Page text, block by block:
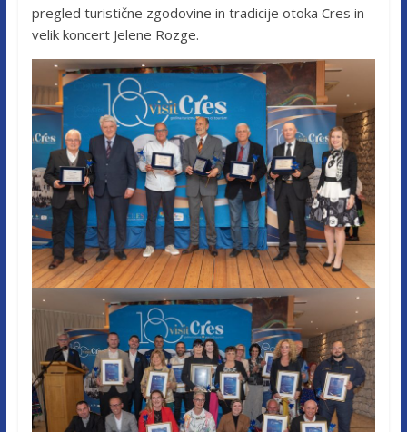
pregled turistične zgodovine in tradicije otoka Cres in
velik koncert Jelene Rozge.